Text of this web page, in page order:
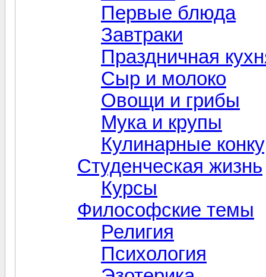
Первые блюда
Завтраки
Праздничная
Сыр и молоко
Овощи и грибы
Мука и крупы
Кулинарные
Студенческая жизнь
Курсы
Философские темы
Религия
Психология